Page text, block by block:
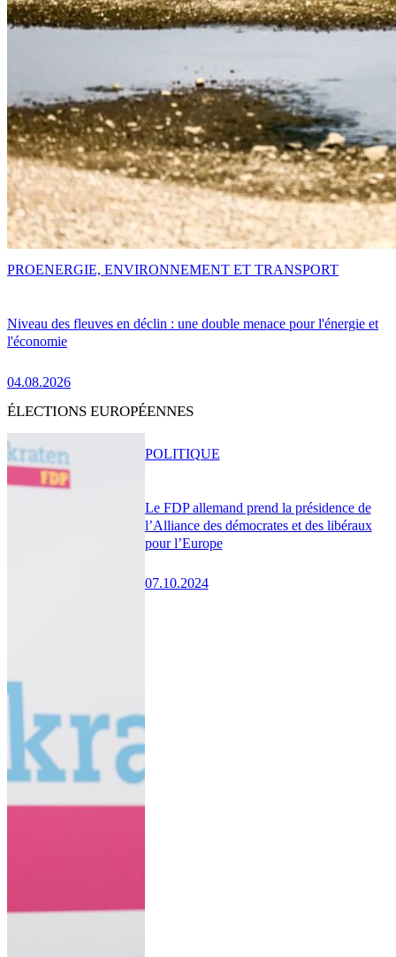
Niveau des fleuves en déclin : une double menace pour l'énergie et
l'économie
04.08.2026
PROENERGIE, ENVIRONNEMENT ET TRANSPORT
ÉLECTIONS EUROPÉENNES
Le FDP allemand prend la présidence de
l’Alliance des démocrates et des libéraux
pour l’Europe
07.10.2024
POLITIQUE